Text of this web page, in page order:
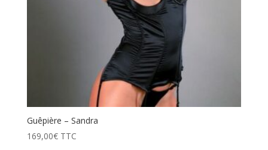
Guêpière – Sandra
169,00€ TTC